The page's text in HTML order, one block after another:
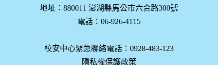
地址：880011 澎湖縣馬公市六合路300號
電話：06-926-4115
校安中心緊急聯絡電話：0928-483-123
隱私權保護政策